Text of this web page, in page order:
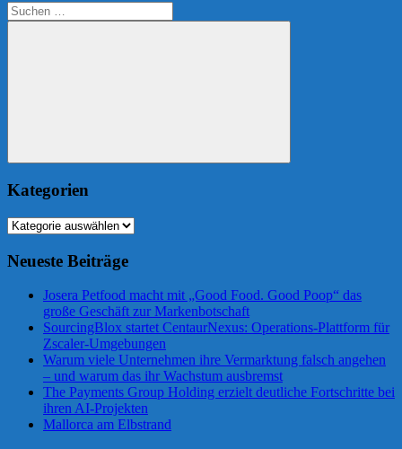
Suchen
nach:
Suchen
Kategorien
Kategorien
Neueste Beiträge
Josera Petfood macht mit „Good Food. Good Poop“ das
große Geschäft zur Markenbotschaft
SourcingBlox startet CentaurNexus: Operations-Plattform für
Zscaler-Umgebungen
Warum viele Unternehmen ihre Vermarktung falsch angehen
– und warum das ihr Wachstum ausbremst
The Payments Group Holding erzielt deutliche Fortschritte bei
ihren AI-Projekten
Mallorca am Elbstrand